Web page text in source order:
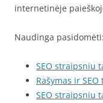
internetinėje
Naudinga pasidomėti:
SEO straipsniu
Rašymas ir
SEO straipsniu